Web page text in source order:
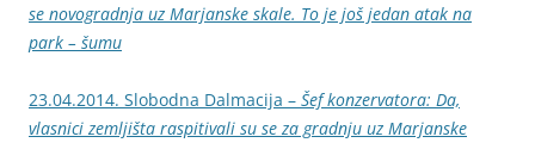
se novogradnja uz Marjanske skale. To je još jedan atak na
park – šumu
23.04.2014. Slobodna Dalmacija – Šef konzervatora: Da,
vlasnici zemljišta raspitivali su se za gradnju uz Marjanske